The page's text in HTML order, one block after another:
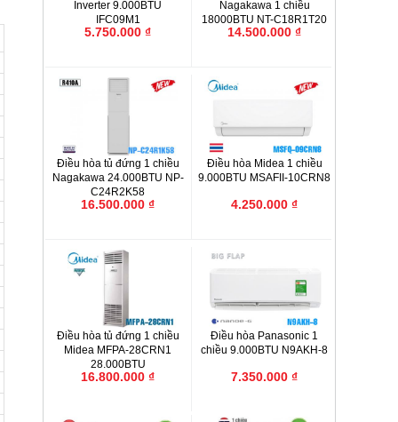
Inverter 9.000BTU
IFC09M1
5.750.000 ₫
Nagakawa 1 chiều
18000BTU NT-C18R1T20
14.500.000 ₫
Điều hòa tủ đứng 1 chiều
Nagakawa 24.000BTU NP-
C24R2K58
16.500.000 ₫
Điều hòa Midea 1 chiều
9.000BTU MSAFII-10CRN8
4.250.000 ₫
Điều hòa tủ đứng 1 chiều
Midea MFPA-28CRN1
28.000BTU
16.800.000 ₫
Điều hòa Panasonic 1
chiều 9.000BTU N9AKH-8
7.350.000 ₫